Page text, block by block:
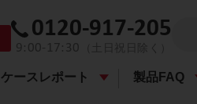
0120-917-205
9:00-17:30
ケースレポート 製品FAQ